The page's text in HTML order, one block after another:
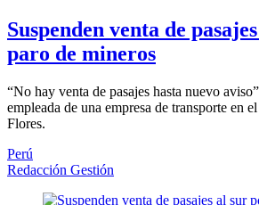
Suspenden venta de
paro de mineros
“No hay venta de pasajes hasta nuevo
empleada de una empresa de transporte en
Flores.
Perú
Redacción Gestión